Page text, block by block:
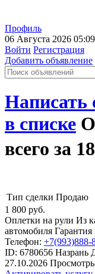
Профиль
06 Августа 2026 05:09
Войти Регистрация
Добавить объявление
Написать
в списке
всего за
Тип сделки Продаю
1 800 руб.
Оплетки на рули Из
автомобиля Гарантия
Телефон: +7(993)888-
ID: 6780656 Назрань
27.10.2026